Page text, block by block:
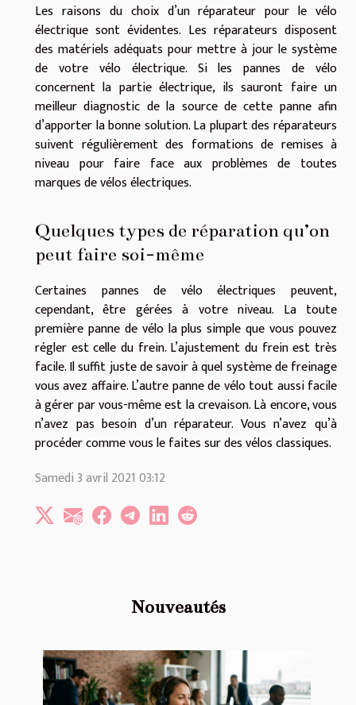
Nouveautés
Les raisons du choix d’un réparateur pour le vélo
électrique sont évidentes. Les réparateurs disposent
des matériels adéquats pour mettre à jour le système
de votre vélo électrique. Si les pannes de vélo
concernent la partie électrique, ils sauront faire un
meilleur diagnostic de la source de cette panne afin
d’apporter la bonne solution. La plupart des réparateurs
suivent régulièrement des formations de remises à
niveau pour faire face aux problèmes de toutes
marques de vélos électriques.
Quelques types de réparation qu’on
peut faire soi-même
Certaines pannes de vélo électriques peuvent,
cependant, être gérées à votre niveau. La toute
première panne de vélo la plus simple que vous pouvez
régler est celle du frein. L’ajustement du frein est très
facile. Il suffit juste de savoir à quel système de freinage
vous avez affaire. L’autre panne de vélo tout aussi facile
à gérer par vous-même est la crevaison. Là encore, vous
n’avez pas besoin d’un réparateur. Vous n’avez qu’à
procéder comme vous le faites sur des vélos classiques.
Samedi 3 avril 2021 03:12